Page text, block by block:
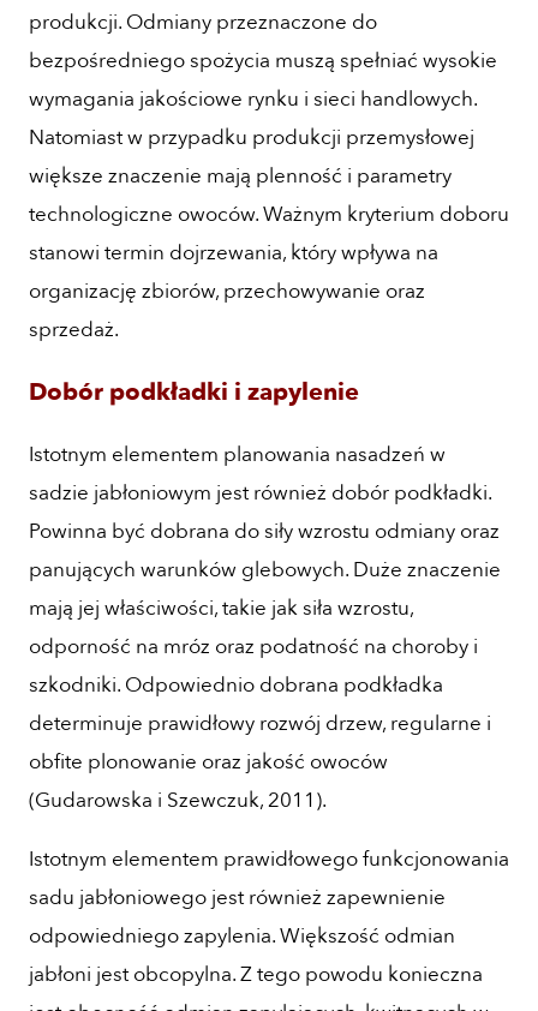
produkcji. Odmiany przeznaczone do
bezpośredniego spożycia muszą spełniać wysokie
wymagania jakościowe rynku i sieci handlowych.
Natomiast w przypadku produkcji przemysłowej
większe znaczenie mają plenność i parametry
technologiczne owoców. Ważnym kryterium doboru
stanowi termin dojrzewania, który wpływa na
organizację zbiorów, przechowywanie oraz
sprzedaż.
Dobór podkładki i zapylenie
Istotnym elementem planowania nasadzeń w
sadzie jabłoniowym jest również dobór podkładki.
Powinna być dobrana do siły wzrostu odmiany oraz
panujących warunków glebowych. Duże znaczenie
mają jej właściwości, takie jak siła wzrostu,
odporność na mróz oraz podatność na choroby i
szkodniki. Odpowiednio dobrana podkładka
determinuje prawidłowy rozwój drzew, regularne i
obfite plonowanie oraz jakość owoców
(Gudarowska i Szewczuk, 2011).
Istotnym elementem prawidłowego funkcjonowania
sadu jabłoniowego jest również zapewnienie
odpowiedniego zapylenia. Większość odmian
jabłoni jest obcopylna. Z tego powodu konieczna